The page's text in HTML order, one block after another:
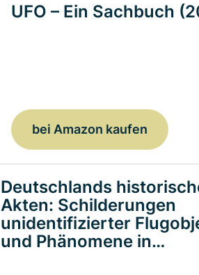
UFO – Ein Sachbuch
bei Amazon kaufen
Deutschlands
Akten: Schilderungen
unidentifizierter
und Phänomene in…